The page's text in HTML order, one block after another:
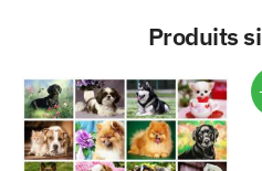
Produits